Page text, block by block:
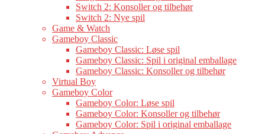
Switch 2: Konsoller og tilbehør
Switch 2: Nye spil
Game & Watch
Gameboy Classic
Gameboy Classic: Løse spil
Gameboy Classic: Spil i original emballage
Gameboy Classic: Konsoller og tilbehør
Virtual Boy
Gameboy Color
Gameboy Color: Løse spil
Gameboy Color: Konsoller og tilbehør
Gameboy Color: Spil i original emballage